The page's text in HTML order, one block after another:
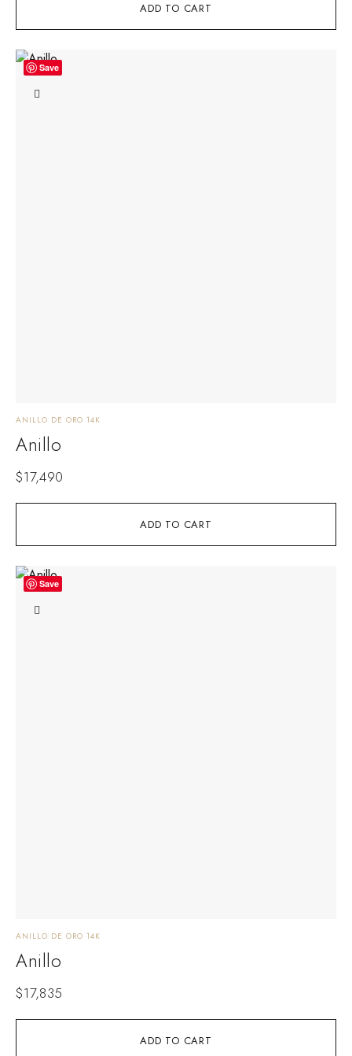
ADD TO CART
Save
ADD TO CART
ANILLO DE ORO 14K
Anillo
$17,490
Save
ADD TO CART
ANILLO DE ORO 14K
Anillo
$17,835